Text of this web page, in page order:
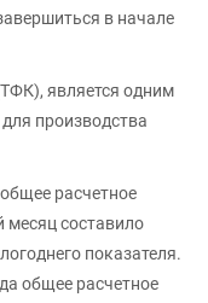
в начале
является одним
производства
общее расчетное
месяц составило
показателя.
общее расчетное